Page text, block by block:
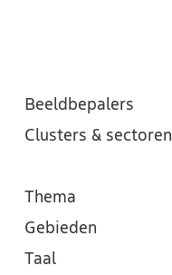
Beeldbepalers
Clusters & sectoren
Thema
Gebieden
Taal